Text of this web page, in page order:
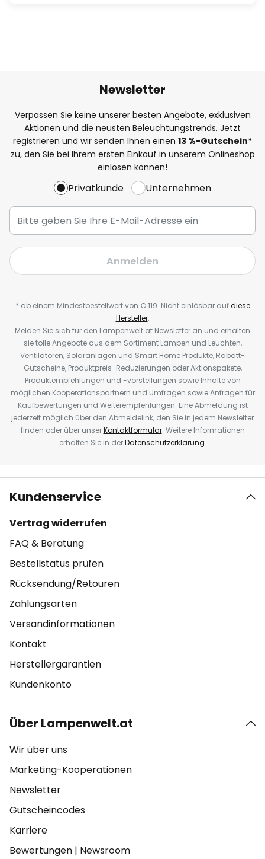
Newsletter
Verpassen Sie keine unserer besten Angebote, exklusiven
Aktionen und die neusten Beleuchtungstrends. Jetzt
registrieren und wir senden Ihnen einen 13 %-Gutschein*
zu, den Sie bei Ihrem ersten Einkauf in unserem Onlineshop
einlösen können!
Privatkunde Unternehmen
Anmelden
* ab einem Mindestbestellwert von € 119. Nicht einlösbar aufdiese
Hersteller.
Melden Sie sich für den Lampenwelt.at Newsletter an und erhalten
sie tolle Angebote aus dem Sortiment Lampen und Leuchten,
Ventilatoren, Solaranlagen und Smart Home Produkte, Rabatt-
Gutscheine, Produktpreis-Reduzierungen oder Aktionspakete,
Produktempfehlungen und -vorstellungen sowie Inhalte von
möglichen Kooperationspartnern und Umfragen sowie Anfragen für
Kaufbewertungen und Weiterempfehlungen. Eine Abmeldung ist
jederzeit möglich über den Abmeldelink, den Sie in jedem Newsletter
finden oder über unserKontaktformular. Weitere Informationen
erhalten Sie in derDatenschutzerklärung.
Kundenservice
Vertrag widerrufen
FAQ & Beratung
Bestellstatus prüfen
Rücksendung/Retouren
Zahlungsarten
Versandinformationen
Kontakt
Herstellergarantien
Kundenkonto
Über Lampenwelt.at
Wir über uns
Marketing-Kooperationen
Newsletter
Gutscheincodes
Karriere
Bewertungen | Newsroom